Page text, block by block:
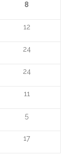
8
12
24
24
11
5
17